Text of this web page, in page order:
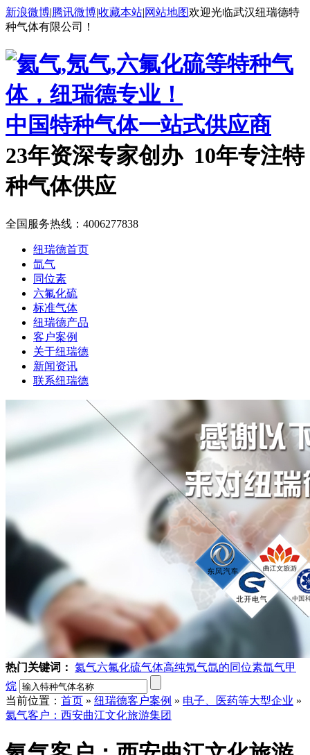
新浪微博|腾讯微博|收藏本站|网站地图欢迎光临武汉纽瑞德特
种气体有限公司！
中国特种气体一站式供应商
23年资深专家创办 10年专注特
种气体供应
全国服务热线： 4006277838
纽瑞德首页
氙气
同位素
六氟化硫
标准气体
纽瑞德产品
客户案例
关于纽瑞德
新闻资讯
联系纽瑞德
热门关键词： 氦气六氟化硫气体高纯氖气氙的同位素氙气甲
烷
当前位置： 首页 » 纽瑞德客户案例 » 电子、医药等大型企业 »
氦气客户：西安曲江文化旅游集团